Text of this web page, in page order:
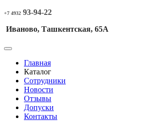
+7 4932 93-94-22
Иваново, Ташкентская, 65А
Главная
Каталог
Сотрудники
Новости
Отзывы
Допуски
Контакты